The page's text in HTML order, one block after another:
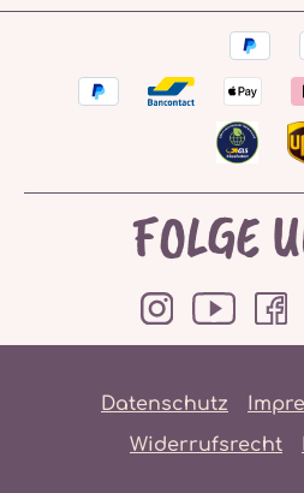
FOLGE
Datenschutz
Widerrufsrecht